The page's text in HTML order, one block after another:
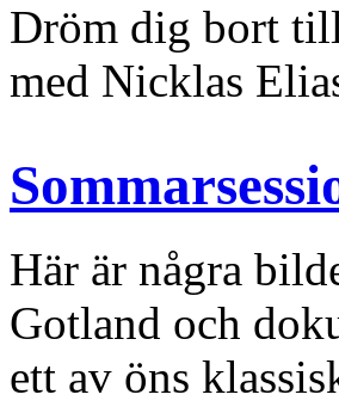
Dröm dig bort
med Nicklas
Här är några
Gotland och
ett av öns